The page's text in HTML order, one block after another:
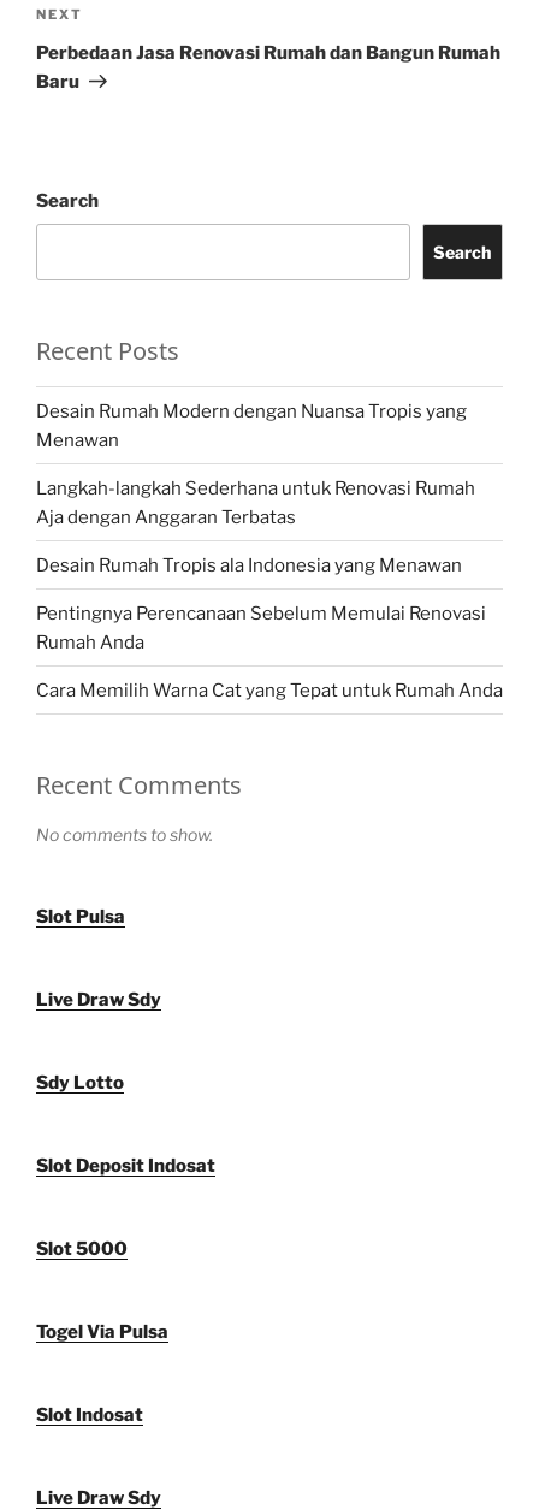
Next
Post
NEXT
Perbedaan Jasa Renovasi Rumah dan Bangun Rumah
Baru
Search
Search
Recent Posts
Desain Rumah Modern dengan Nuansa Tropis yang
Menawan
Langkah-langkah Sederhana untuk Renovasi Rumah
Aja dengan Anggaran Terbatas
Desain Rumah Tropis ala Indonesia yang Menawan
Pentingnya Perencanaan Sebelum Memulai Renovasi
Rumah Anda
Cara Memilih Warna Cat yang Tepat untuk Rumah Anda
Recent Comments
No comments to show.
Slot Pulsa
Live Draw Sdy
Sdy Lotto
Slot Deposit Indosat
Slot 5000
Togel Via Pulsa
Slot Indosat
Live Draw Sdy